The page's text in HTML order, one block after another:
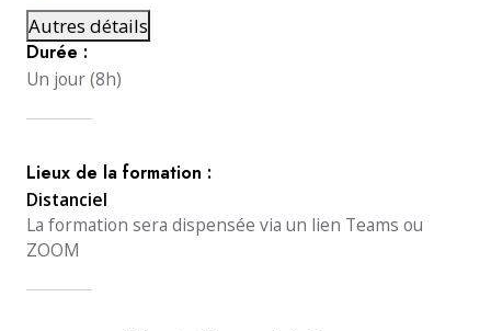
Autres détails
Durée :
Un jour (8h)
Lieux de la formation :
Distanciel
La formation sera dispensée via un lien Teams ou
ZOOM